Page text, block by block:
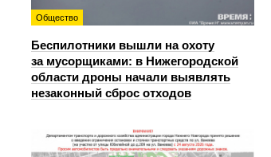
Общество
Беспилотники вышли на охоту
за мусорщиками: в Нижегородской
области дроны начали выявлять
незаконный сброс отходов